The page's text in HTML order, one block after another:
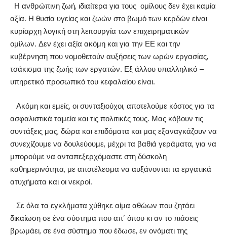
Η ανθρώπινη ζωή, ιδιαίτερα για τους ομίλους δεν έχει καμία
αξία. Η θυσία υγείας και ζωών στο βωμό των κερδών είναι
κυρίαρχη λογική στη λειτουργία των επιχειρηματικών
ομίλων. Δεν έχει αξία ακόμη και για την ΕΕ και την
κυβέρνηση που νομοθετούν αυξήσεις των ωρών εργασίας,
τσάκισμα της ζωής των εργατών. Εξ άλλου υπαλληλικό –
υπηρετικό προσωπικό του κεφαλαίου είναι.
Ακόμη και εμείς, οι συνταξιούχοι, αποτελούμε κόστος για τα
ασφαλιστικά ταμεία και τις πολιτικές τους. Μας κόβουν τις
συντάξεις μας, δώρα και επιδόματα και μας εξαναγκάζουν να
συνεχίζουμε να δουλεύουμε, μέχρι τα βαθιά γεράματα, για να
μπορούμε να ανταπεξερχόμαστε στη δύσκολη
καθημερινότητα, με αποτέλεσμα να αυξάνονται τα εργατικά
ατυχήματα και οι νεκροί.
Σε όλα τα εγκλήματα χύθηκε αίμα αθώων που ζητάει
δικαίωση σε ένα σύστημα που απ’ όπου κι αν το πιάσεις
βρωμάει, σε ένα σύστημα που έδωσε, εν ονόματι της